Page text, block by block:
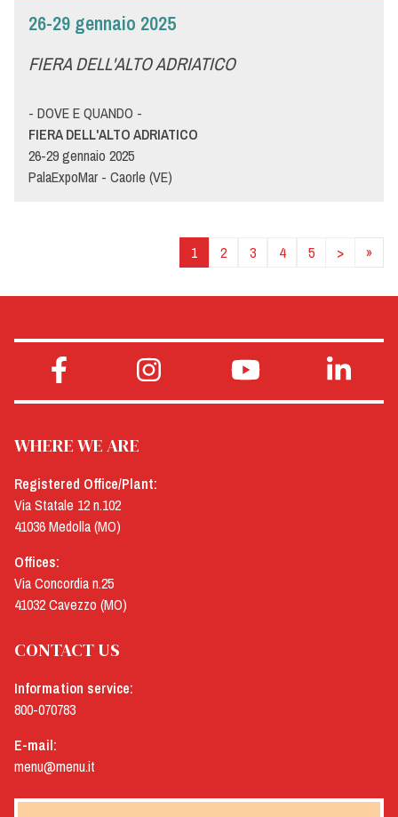
26-29 gennaio 2025
FIERA DELL'ALTO ADRIATICO
- DOVE E QUANDO -
FIERA DELL'ALTO ADRIATICO
26-29 gennaio 2025
PalaExpoMar - Caorle (VE)
FIERA DELL'ALTO ADRIATICO - Salone nazionale dedicato
del settore ed il luogo per conoscere le novità delle aziende e
capire le nuove tendenze di mercato. Se siete curiosi di
le tecnologie più esclusive.
1 2 3 4 5 > »
WHERE WE ARE
Registered Office/Plant:
Via Statale 12 n.102
41036 Medolla (MO)
Offices:
Via Concordia n.25
41032 Cavezzo (MO)
CONTACT US
Information service:
800-070783
E-mail:
menu@menu.it